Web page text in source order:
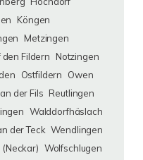
Köngen
Metzingen
den Fildern
Notzingen
Ostfildern
Owen
der Fils Reutlingen
Walddorfhäslach
der Teck Wendlingen
Wolfschlugen